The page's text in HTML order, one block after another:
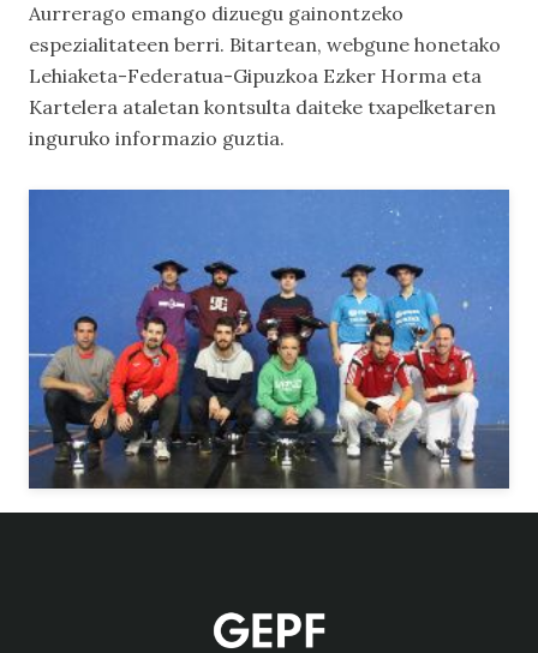
Aurrerago emango dizuegu gainontzeko
espezialitateen berri. Bitartean, webgune honetako
Lehiaketa-Federatua-Gipuzkoa Ezker Horma eta
Kartelera ataletan kontsulta daiteke txapelketaren
inguruko informazio guztia.